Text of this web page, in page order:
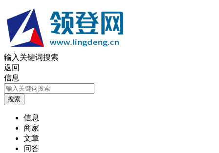
输入关键词搜索
返回
信息
信息
商家
文章
问答